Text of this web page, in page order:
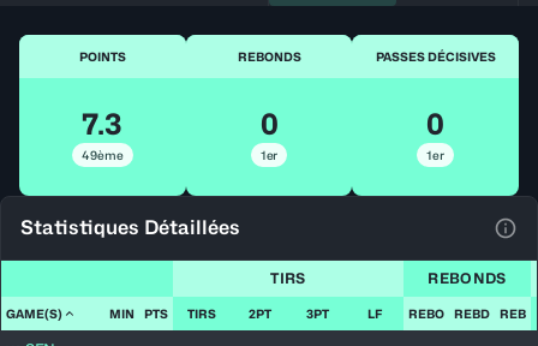
POINTS
7.3
49ème
REBONDS
0
1er
PASSES DÉCISIVES
0
1er
Statistiques Détaillées
TIRS REBONDS
GAME(S) MIN PTS TIRS 2PT 3PT LF REBO REBD REB